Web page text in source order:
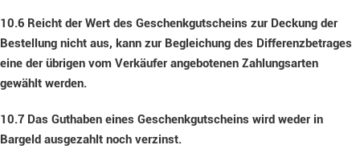
10.6 Reicht der Wert des Geschenkgutscheins zur Deckung der
Bestellung nicht aus, kann zur Begleichung des Differenzbetrages
eine der übrigen vom Verkäufer angebotenen Zahlungsarten
gewählt werden.
10.7 Das Guthaben eines Geschenkgutscheins wird weder in
Bargeld ausgezahlt noch verzinst.